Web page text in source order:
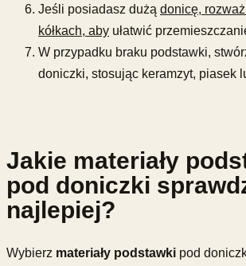
Jeśli posiadasz dużą donicę,
kółkach, aby ułatwić
W przypadku braku podstawki,
doniczki, stosując keramzyt, piasek
Jakie materiały
pod doniczki
najlepiej?
Wybierz materiały podstawki pod